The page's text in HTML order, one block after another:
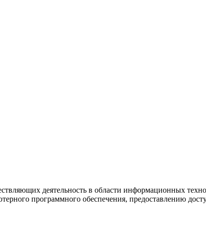
деятельность в области информационных
программного обеспечения, предоставлению